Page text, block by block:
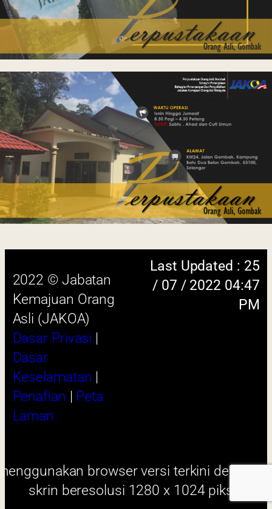
2022 © Jabatan
Kemajuan Orang
Asli (JAKOA)
Dasar Privasi|
Dasar
Keselamatan|
Penafian|
Laman
Last Updated : 25
/ 07 / 2022 04:47
PM
browser versi terkini dengan
skrin beresolusi 1280 x 1024 piksel